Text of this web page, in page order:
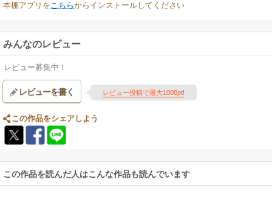
本棚アプリをこちらからインストールしてください
みんなのレビュー
レビュー募集中！
レビューを書く レビュー投稿で最大1000pt!
この作品をシェアしよう
この作品を読んだ人はこんな作品も読んでいます